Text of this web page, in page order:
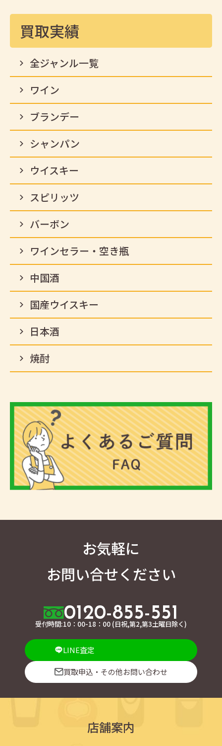
買取実績
全ジャンル一覧
ワイン
ブランデー
シャンパン
ウイスキー
スピリッツ
バーボン
ワインセラー・空き瓶
中国酒
国産ウイスキー
日本酒
焼酎
お気軽に
お問い合せください
0120-855-551
受付時間:10：00-18：00 (日祝,第2,第3土曜日除く)
LINE査定
買取申込・その他お問い合わせ
店舗案内